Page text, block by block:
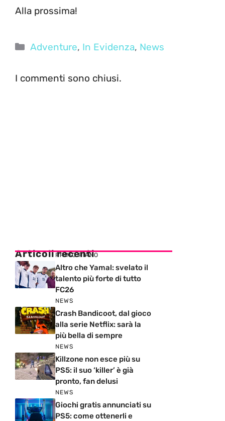
Alla prossima!
Categorie
Adventure, In Evidenza, News
I commenti sono chiusi.
Articoli recenti
PRIMO PIANO
Altro che Yamal: svelato il
talento più forte di tutto
FC26
NEWS
Crash Bandicoot, dal gioco
alla serie Netflix: sarà la
più bella di sempre
NEWS
Killzone non esce più su
PS5: il suo ‘killer’ è già
pronto, fan delusi
NEWS
Giochi gratis annunciati su
PS5: come ottenerli e